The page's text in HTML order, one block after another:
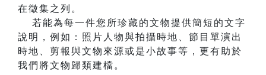
在徵集之列。
若能為每一件您所珍藏的文物提供簡短的文字
說明，例如：照片人物與拍攝時地、節目單演出
時地、剪報與文物來源或是小故事等，更有助於
我們將文物歸類建檔。